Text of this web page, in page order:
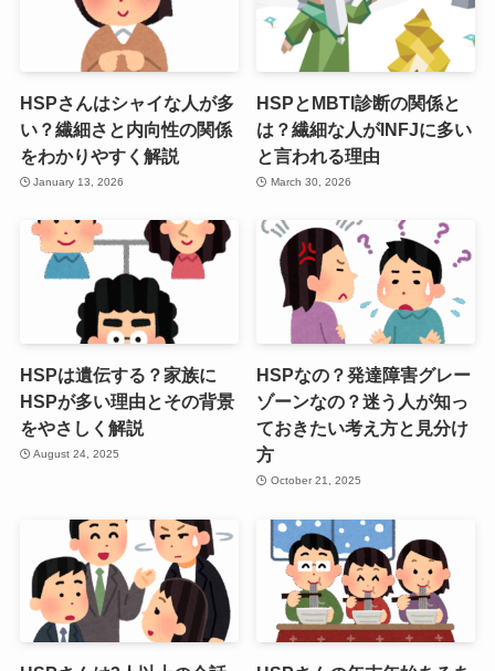
HSPさんはシャイな人が多
い？繊細さと内向性の関係
をわかりやすく解説
January 13, 2026
HSPとMBTI診断の関係と
は？繊細な人がINFJに多い
と言われる理由
March 30, 2026
HSPは遺伝する？家族に
HSPが多い理由とその背景
をやさしく解説
August 24, 2025
HSPなの？発達障害グレー
ゾーンなの？迷う人が知っ
ておきたい考え方と見分け
方
October 21, 2025